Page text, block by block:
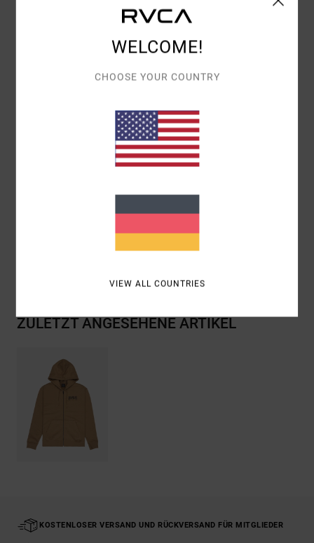
Farbcode cyt
Materialzusammensetzung:75 % Baumwolle, 25 %
Stickerei auf der Vorderseite
Artwork auf dem Rücken mit Print und Chenille-
Zusammensetzung[Hauptstoff] 75 % Baumwolle, 25 %
recycelte Baumwolle
ZULETZT ANGESEHENE ARTIKEL
KOSTENLOSER VERSAND UND RÜCKVERSAND FÜR MITGLIEDER
WELCOME!
CHOOSE YOUR COUNTRY
VIEW ALL COUNTRIES